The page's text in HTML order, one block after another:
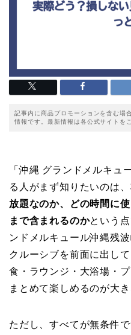
記事内に商品プロモーションを含む場
情報です。最新情報は各公式サイトを
「沖縄 グランドメルキュ
る人がまず知りたいのは、
放題なのか、どの時間に
まで含まれるのかという
ンドメルキュール沖縄残
クルーシブを前面に出し
食・ラウンジ・大浴場・
まとめて楽しめるのが大き
ただし、すべてが無条件